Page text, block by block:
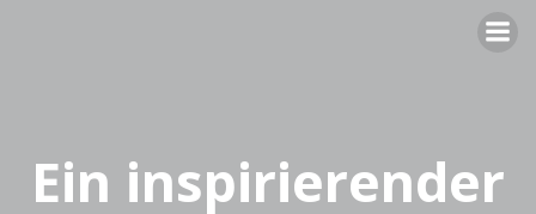
Ein inspirierender